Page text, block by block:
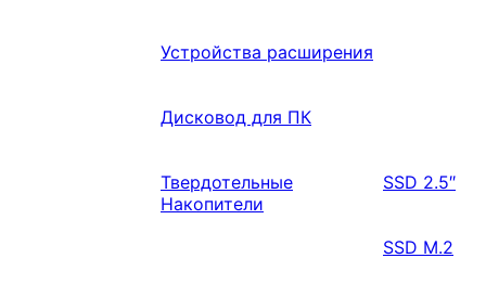
Устройства расширения
Дисковод для ПК
Твердотельные
Накопители
SSD 2.5″
SSD M.2